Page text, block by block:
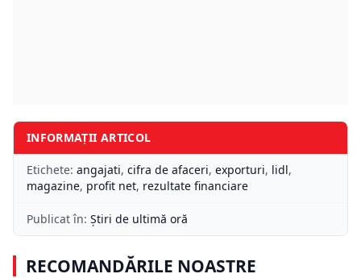
INFORMAȚII ARTICOL
Etichete: angajati, cifra de afaceri, exporturi, lidl,
magazine, profit net, rezultate financiare
Publicat în: Știri de ultimă oră
RECOMANDĂRILE NOASTRE